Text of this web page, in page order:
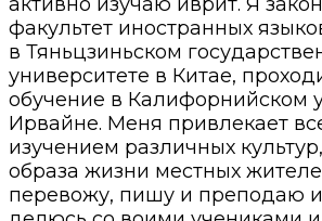
факультет иностранных
в Тяньцзиньском
университете в Китае,
обучение в Калифорнийском
Ирвайне. Меня привлекает
изучением различных
образа жизни местных
перевожу, пишу и преподаю